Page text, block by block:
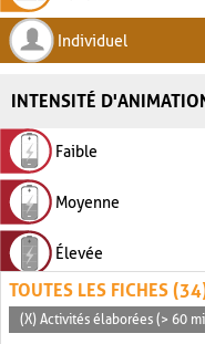
Individuel
INTENSITÉ
Faible
Moyenne
Élevée
TOUTES LES FICHES
(X) Activités élaborées (> 60